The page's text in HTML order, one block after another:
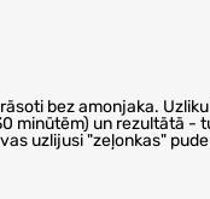
bez amonjaka.
minūtēm) un rezultātā -
uzlijusi "zeļonkas"